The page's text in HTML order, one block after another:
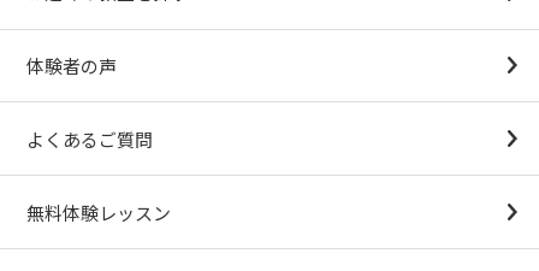
体験者の声
よくあるご質問
無料体験レッスン